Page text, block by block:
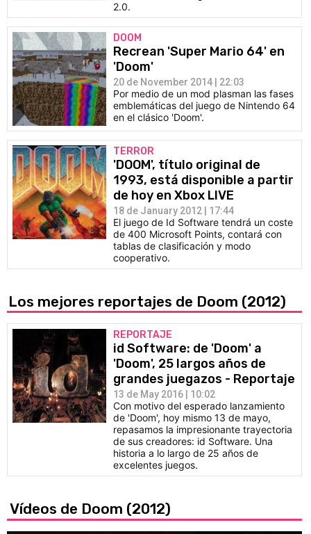
2.0.
DOOM
Recrean 'Super Mario 64' en
'Doom'
20 de November 2014 | 22:03
Por medio de un mod plasman las fases
emblemáticas del juego de Nintendo 64
en el clásico 'Doom'.
TERROR
'DOOM', título original de
1993, está disponible a partir
de hoy en Xbox LIVE
18 de January 2012 | 17:44
El juego de Id Software tendrá un coste
de 400 Microsoft Points, contará con
tablas de clasificación y modo
cooperativo.
Los mejores reportajes de Doom (2012)
REPORTAJE
id Software: de 'Doom' a
'Doom', 25 largos años de
grandes juegazos - Reportaje
13 de May 2016 | 10:02
Con motivo del esperado lanzamiento
de 'Doom', hoy mismo 13 de mayo,
repasamos la impresionante trayectoria
de sus creadores: id Software. Una
historia a lo largo de 25 años de
excelentes juegos.
Vídeos de Doom (2012)